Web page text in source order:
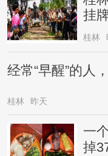
挂
桂林
经常“早醒”的人
桂林 昨天
一
掉